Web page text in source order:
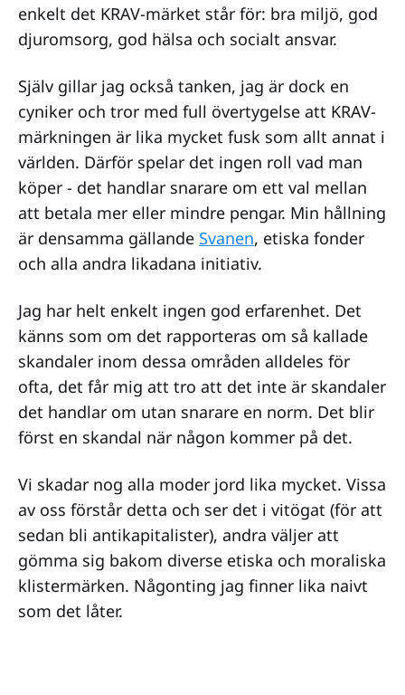
enkelt det KRAV-märket står för: bra miljö, god
djuromsorg, god hälsa och socialt ansvar.
Själv gillar jag också tanken, jag är dock en
cyniker och tror med full övertygelse att KRAV-
märkningen är lika mycket fusk som allt annat i
världen. Därför spelar det ingen roll vad man
köper - det handlar snarare om ett val mellan
att betala mer eller mindre pengar. Min hållning
är densamma gällande Svanen, etiska fonder
och alla andra likadana initiativ.
Jag har helt enkelt ingen god erfarenhet. Det
känns som om det rapporteras om så kallade
skandaler inom dessa områden alldeles för
ofta, det får mig att tro att det inte är skandaler
det handlar om utan snarare en norm. Det blir
först en skandal när någon kommer på det.
Vi skadar nog alla moder jord lika mycket. Vissa
av oss förstår detta och ser det i vitögat (för att
sedan bli antikapitalister), andra väljer att
gömma sig bakom diverse etiska och moraliska
klistermärken. Någonting jag finner lika naivt
som det låter.